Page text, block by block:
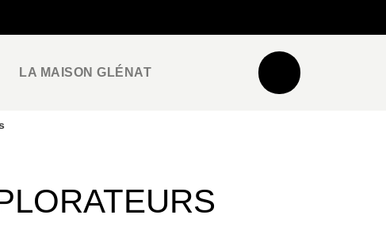
LA MAISON GLÉNAT